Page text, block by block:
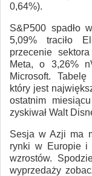
0,64%).
S&P500 spadło
5,09% traciło
przecenie
Meta, o 3,26%
Microsoft.
który jest
ostatnim
zyskiwał Walt
Sesja w Azji ma
rynki w Europie i
wzrostów.
wyprzedaży